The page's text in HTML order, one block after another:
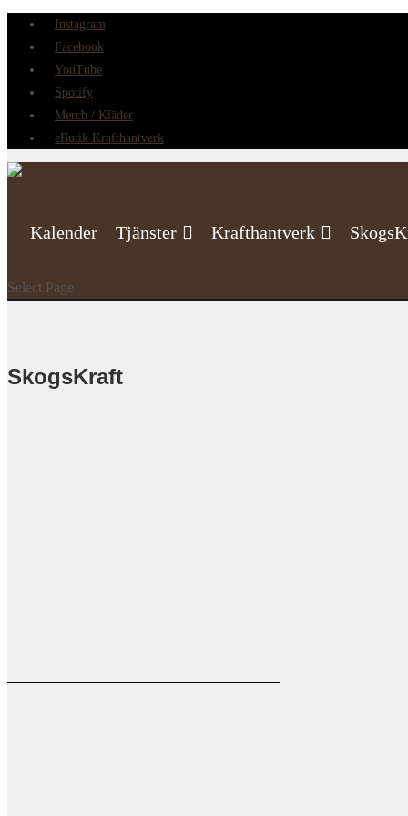
Instagram
Facebook
YouTube
Spotify
Merch / Kläder
eButik Krafthantverk
Kalender Tjänster Krafthantverk
Select Page
SkogsKraft